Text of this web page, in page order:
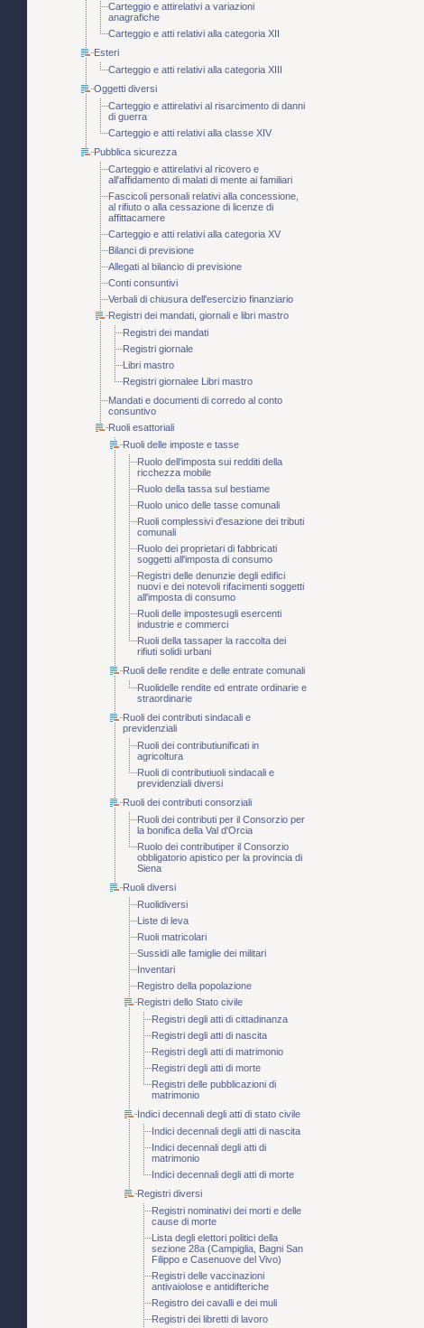
Carteggio e attirelativi a variazioni
anagrafiche
Carteggio e atti relativi alla categoria XII
Esteri
Carteggio e atti relativi alla categoria XIII
Oggetti diversi
Carteggio e attirelativi al risarcimento di danni
di guerra
Carteggio e atti relativi alla classe XIV
Pubblica sicurezza
Carteggio e attirelativi al ricovero e
all'affidamento di malati di mente ai familiari
Fascicoli personali relativi alla concessione,
al rifiuto o alla cessazione di licenze di
affittacamere
Carteggio e atti relativi alla categoria XV
Bilanci di previsione
Allegati al bilancio di previsione
Conti consuntivi
Verbali di chiusura dell'esercizio finanziario
Registri dei mandati, giornali e libri mastro
Registri dei mandati
Registri giornale
Libri mastro
Registri giornalee Libri mastro
Mandati e documenti di corredo al conto
consuntivo
Ruoli esattoriali
Ruoli delle imposte e tasse
Ruolo dell'imposta sui redditi della
ricchezza mobile
Ruolo della tassa sul bestiame
Ruolo unico delle tasse comunali
Ruoli complessivi d'esazione dei tributi
comunali
Ruolo dei proprietari di fabbricati
soggetti all'imposta di consumo
Registri delle denunzie degli edifici
nuovi e dei notevoli rifacimenti soggetti
all'imposta di consumo
Ruoli delle impostesugli esercenti
industrie e commerci
Ruoli della tassaper la raccolta dei
rifiuti solidi urbani
Ruoli delle rendite e delle entrate comunali
Ruolidelle rendite ed entrate ordinarie e
straordinarie
Ruoli dei contributi sindacali e
previdenziali
Ruoli dei contributiunificati in
agricoltura
Ruoli di contributiuoli sindacali e
previdenziali diversi
Ruoli dei contributi consorziali
Ruoli dei contributi per il Consorzio per
la bonifica della Val d'Orcia
Ruolo dei contributiper il Consorzio
obbligatorio apistico per la provincia di
Siena
Ruoli diversi
Ruolidiversi
Liste di leva
Ruoli matricolari
Sussidi alle famiglie dei militari
Inventari
Registro della popolazione
Registri dello Stato civile
Registri degli atti di cittadinanza
Registri degli atti di nascita
Registri degli atti di matrimonio
Registri degli atti di morte
Registri delle pubblicazioni di
matrimonio
Indici decennali degli atti di stato civile
Indici decennali degli atti di nascita
Indici decennali degli atti di
matrimonio
Indici decennali degli atti di morte
Registri diversi
Registri nominativi dei morti e delle
cause di morte
Lista degli elettori politici della
sezione 28a (Campiglia, Bagni San
Filippo e Casenuove del Vivo)
Registri delle vaccinazioni
antivaiolose e antidifteriche
Registro dei cavalli e dei muli
Registri dei libretti di lavoro